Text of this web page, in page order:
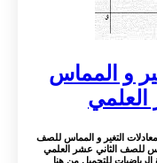
و المماس
التغير و المماس للصف
للصف الثاني عشر العلمي
للتحميل من هنا